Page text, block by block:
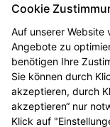
Ich habe
Kenntnis
Formular
Cookie
Auf unserer Website
Angebote zu
benötigen Ihre
Sie können durch
akzeptieren, durch
akzeptieren“ nur
Klick auf